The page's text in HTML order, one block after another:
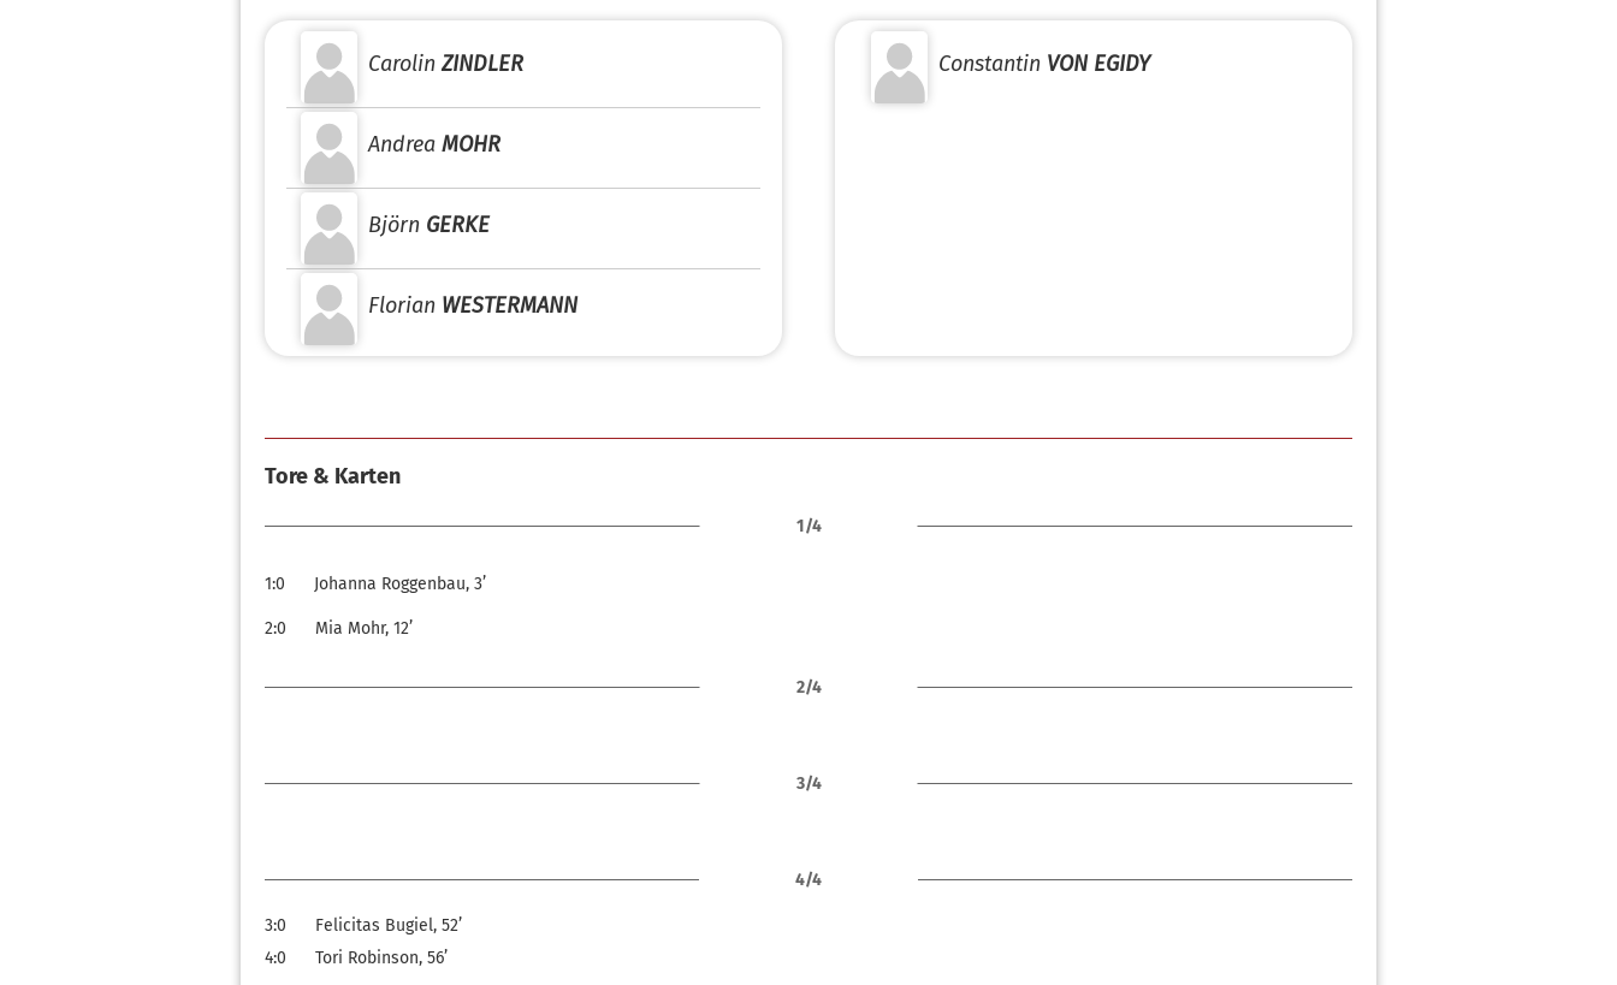
Carolin ZINDLER
Andrea MOHR
Björn GERKE
Florian WESTERMANN
Constantin VON EGIDY
Tore & Karten
1/4
1:0 Johanna Roggenbau, 3’
2:0 Mia Mohr, 12’
2/4
3/4
4/4
3:0
Felicitas Bugiel, 52’
4:0
Tori Robinson, 56’